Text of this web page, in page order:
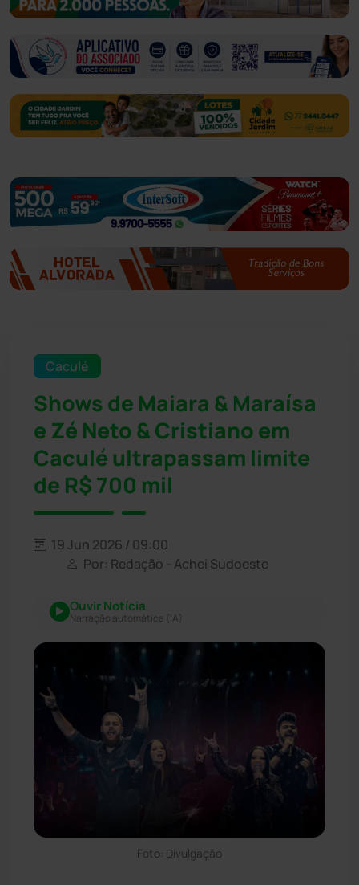
Caculé
Shows de Maiara & Maraísa
e Zé Neto & Cristiano em
Caculé ultrapassam limite
de R$ 700 mil
19 Jun 2026 / 09:00
Por: Redação - Achei Sudoeste
Ouvir Notícia
Narração automática (IA)
Foto: Divulgação